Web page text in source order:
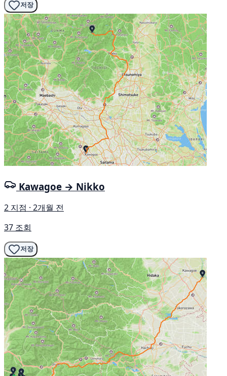
저장
Kawagoe → Nikko
2 지점 · 2개월 전
37 조회
저장